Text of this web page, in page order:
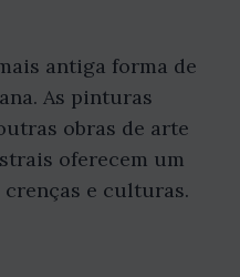
antiga forma de
As pinturas
obras de arte
oferecem um
e culturas.